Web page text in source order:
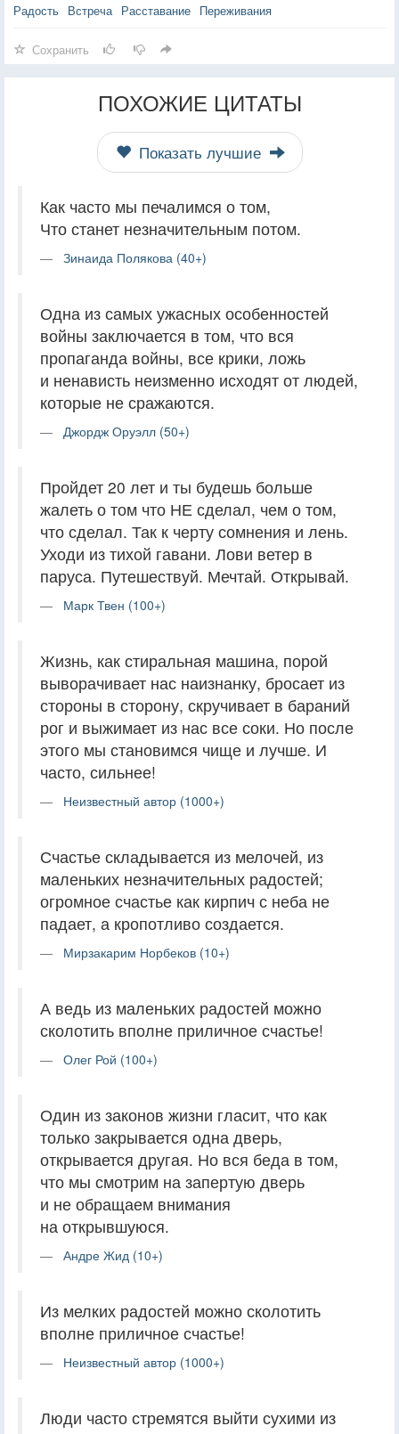
Радость Встреча Расставание Переживания
Сохранить
ПОХОЖИЕ ЦИТАТЫ
Показать лучшие
Как часто мы печалимся о том,
Что станет незначительным потом.
Зинаида Полякова (40+)
Одна из самых ужасных особенностей
войны заключается в том, что вся
пропаганда войны, все крики, ложь
и ненависть неизменно исходят от людей,
которые не сражаются.
Джордж Оруэлл (50+)
Пройдет 20 лет и ты будешь больше
жалеть о том что НЕ сделал, чем о том,
что сделал. Так к черту сомнения и лень.
Уходи из тихой гавани. Лови ветер в
паруса. Путешествуй. Мечтай. Открывай.
Марк Твен (100+)
Жизнь, как стиральная машина, порой
выворачивает нас наизнанку, бросает из
стороны в сторону, скручивает в бараний
рог и выжимает из нас все соки. Но после
этого мы становимся чище и лучше. И
часто, сильнее!
Неизвестный автор (1000+)
Счастье складывается из мелочей, из
маленьких незначительных радостей;
огромное счастье как кирпич с неба не
падает, а кропотливо создается.
Мирзакарим Норбеков (10+)
А ведь из маленьких радостей можно
сколотить вполне приличное счастье!
Олег Рой (100+)
Один из законов жизни гласит, что как
только закрывается одна дверь,
открывается другая. Но вся беда в том,
что мы смотрим на запертую дверь
и не обращаем внимания
на открывшуюся.
Андре Жид (10+)
Из мелких радостей можно сколотить
вполне приличное счастье!
Неизвестный автор (1000+)
Люди часто стремятся выйти сухими из